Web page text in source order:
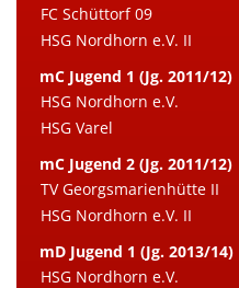
FC Schüttorf 09
HSG Nordhorn e.V. II
mC Jugend 1 (Jg. 2011/12)
HSG Nordhorn e.V.
HSG Varel
mC Jugend 2 (Jg. 2011/12)
TV Georgsmarienhütte II
HSG Nordhorn e.V. II
mD Jugend 1 (Jg. 2013/14)
HSG Nordhorn e.V.